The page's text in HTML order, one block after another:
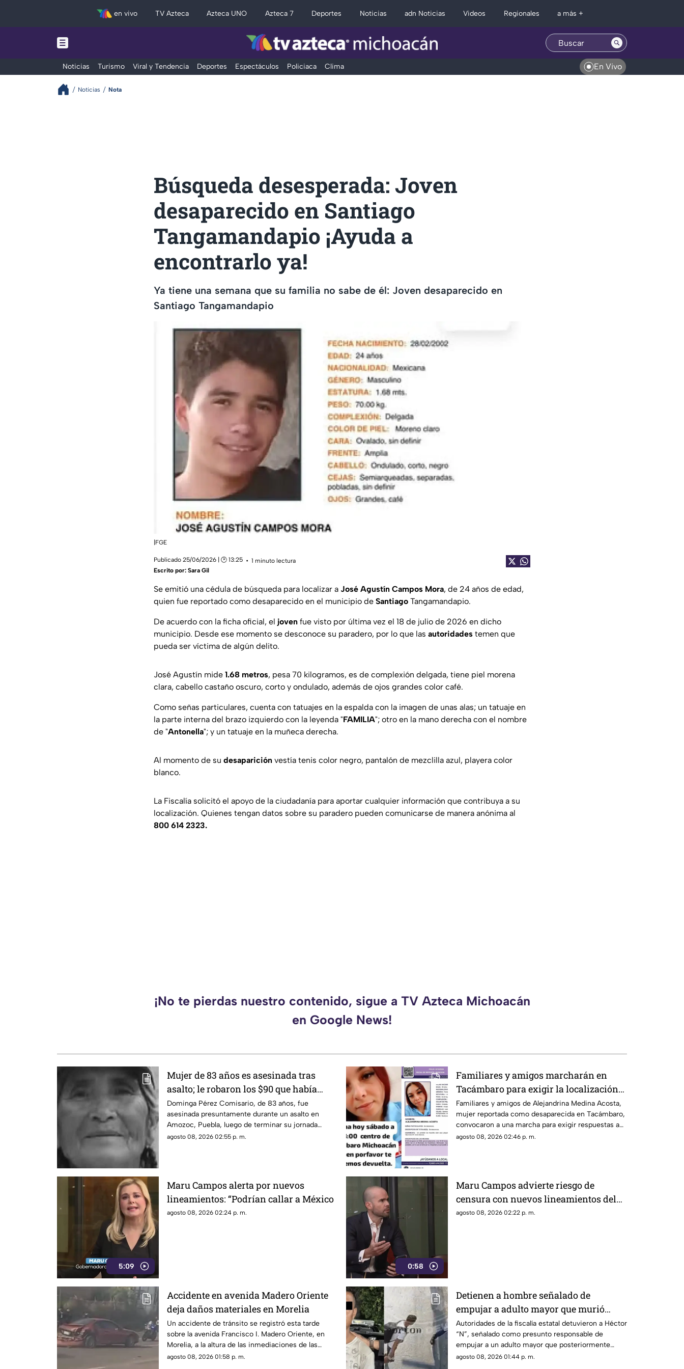
en vivo TV Azteca Azteca UNO Azteca 7 Deportes Noticias adn Noticias Videos Regionales a más +
Noticias Turismo Viral y Tendencia Deportes Espectáculos Policiaca Clima En Vivo
Noticias Nota
Búsqueda desesperada: Joven
desaparecido en Santiago
Tangamandapio ¡Ayuda a
encontrarlo ya!
Ya tiene una semana que su familia no sabe de él: Joven desaparecido en
Santiago Tangamandapio
|FGE
Publicado 25/06/2026 | 🕑 13:25
1 minuto lectura
Escrito por: Sara Gil
Se emitió una cédula de búsqueda para localizar a José Agustín Campos Mora, de 24 años de edad,
quien fue reportado como desaparecido en el municipio de Santiago Tangamandapio.
De acuerdo con la ficha oficial, el joven fue visto por última vez el 18 de julio de 2026 en dicho
municipio. Desde ese momento se desconoce su paradero, por lo que las autoridades temen que
pueda ser víctima de algún delito.
José Agustín mide 1.68 metros, pesa 70 kilogramos, es de complexión delgada, tiene piel morena
clara, cabello castaño oscuro, corto y ondulado, además de ojos grandes color café.
Como señas particulares, cuenta con tatuajes en la espalda con la imagen de unas alas; un tatuaje en
la parte interna del brazo izquierdo con la leyenda "FAMILIA"; otro en la mano derecha con el nombre
de "Antonella"; y un tatuaje en la muñeca derecha.
Al momento de su desaparición vestía tenis color negro, pantalón de mezclilla azul, playera color
blanco.
La Fiscalía solicitó el apoyo de la ciudadanía para aportar cualquier información que contribuya a su
localización. Quienes tengan datos sobre su paradero pueden comunicarse de manera anónima al
800 614 2323.
¡No te pierdas nuestro contenido, sigue a TV Azteca Michoacán
en Google News!
Mujer de 83 años es asesinada tras
asalto; le robaron los $90 que había
ganado vendiendo cemitas
Dominga Pérez Comisario, de 83 años, fue
asesinada presuntamente durante un asalto en
Amozoc, Puebla, luego de terminar su jornada
vendiendo cemitas para obtener ingresos.
agosto 08, 2026 02:55 p. m.
Familiares y amigos marcharán en
Tacámbaro para exigir la localización
de Alejandrina Medina
Familiares y amigos de Alejandrina Medina Acosta,
mujer reportada como desaparecida en Tacámbaro,
convocaron a una marcha para exigir respuestas a
las autoridades y pedir que se intensifique su
agosto 08, 2026 02:46 p. m.
5:09
Maru Campos alerta por nuevos
lineamientos: “Podrían callar a México
agosto 08, 2026 02:24 p. m.
0:58
Maru Campos advierte riesgo de
censura con nuevos lineamientos del
Gobierno Federal
agosto 08, 2026 02:22 p. m.
Accidente en avenida Madero Oriente
deja daños materiales en Morelia
Un accidente de tránsito se registró esta tarde
sobre la avenida Francisco I. Madero Oriente, en
Morelia, a la altura de las inmediaciones de las
oficinas del Instituto Nacional Electoral (INE).
agosto 08, 2026 01:58 p. m.
Detienen a hombre señalado de
empujar a adulto mayor que murió
arrollado por tráiler
Autoridades de la fiscalía estatal detuvieron a Héctor
“N”, señalado como presunto responsable de
empujar a un adulto mayor que posteriormente
cayó al paso de un tráiler y murió en Monterrey.
agosto 08, 2026 01:44 p. m.